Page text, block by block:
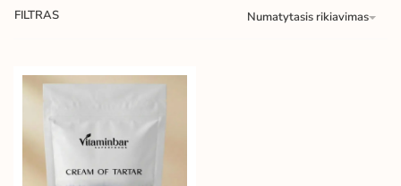
Numatytasis rikiavimas
FILTRAS